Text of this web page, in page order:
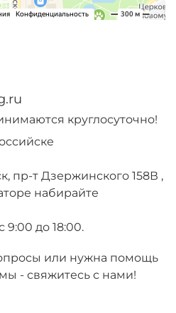
круглосуточно!
пр-т Дзержинского 158В ,
набирайте
до 18:00.
или нужна помощь
- свяжитесь с нами!